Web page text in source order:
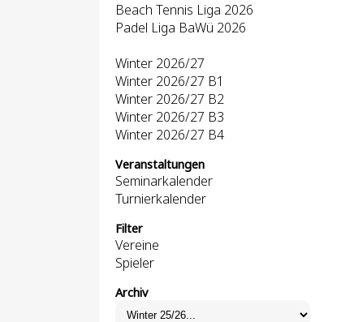
Beach Tennis Liga 2026
Padel Liga BaWü 2026
Winter 2026/27
Winter 2026/27 B1
Winter 2026/27 B2
Winter 2026/27 B3
Winter 2026/27 B4
Veranstaltungen
Seminarkalender
Turnierkalender
Filter
Vereine
Spieler
Archiv